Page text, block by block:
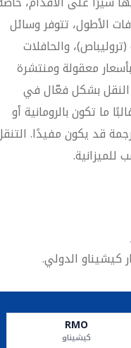
الأطول، تتوفر وسائل
والحافلات
معقولة ومنتشرة
بشكل فعّال في
ما تكون بالرومانية أو
قد يكون مفيدًا.
للميزانية.
كيشيناو الدولي.
RMO
كيشيناو